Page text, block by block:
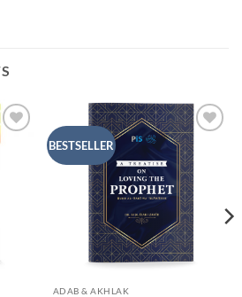
to
BESTSELLER
Add to
Wishlist
ADAB & AKHLAK